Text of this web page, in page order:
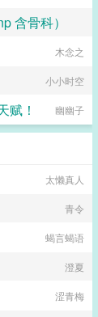
含骨科）
子时南笙烟
木念之
小小时空
赋！ 幽幽子
太懒真人
青令
蝎言蝎语
澄夏
涩青梅